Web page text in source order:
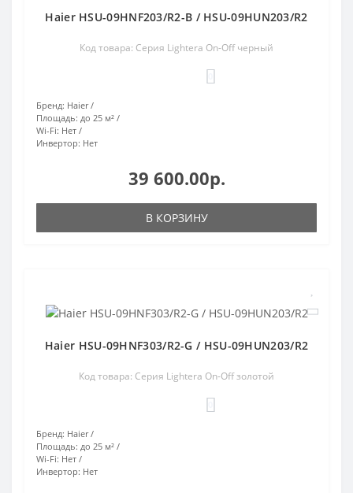
Haier HSU-09HNF203/R2-B / HSU-09HUN203/R2
Код товара: Серия Lightera On-Off черный
Бренд: Haier
Площадь: до 25 м²
Wi-Fi: Нет
Инвертор: Нет
39 600.00р.
В КОРЗИНУ
Haier HSU-09HNF303/R2-G / HSU-09HUN203/R2
Код товара: Серия Lightera On-Off золотой
Бренд: Haier
Площадь: до 25 м²
Wi-Fi: Нет
Инвертор: Нет